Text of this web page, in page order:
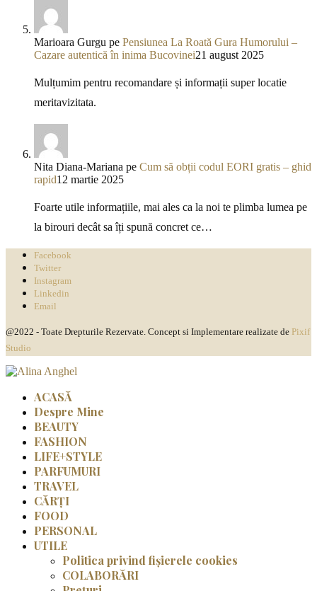
Marioara Gurgu pe Pensiunea La Roată Gura Humorului –
Cazare autentică în inima Bucovinei21 august 2025
Mulțumim pentru recomandare și informații super locatie
meritavizitata.
Nita Diana-Mariana pe Cum să obții codul EORI gratis – ghid
rapid12 martie 2025
Foarte utile informațiile, mai ales ca la noi te plimba lumea pe
la birouri decât sa îți spună concret ce…
Facebook
Twitter
Instagram
Linkedin
Email
@2022 - Toate Drepturile Rezervate. Concept si Implementare realizate de Pixif
Studio
ACASĂ
Despre Mine
BEAUTY
FASHION
LIFE+STYLE
PARFUMURI
TRAVEL
CĂRȚI
FOOD
PERSONAL
UTILE
Politica privind fișierele cookies
COLABORĂRI